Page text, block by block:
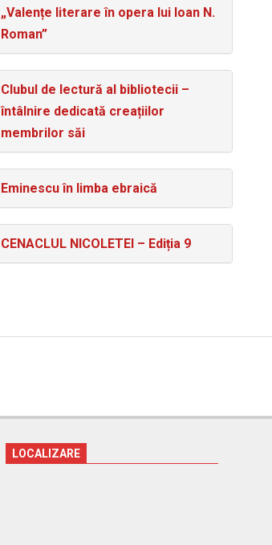
„Valențe literare în opera lui Ioan N.
Roman”
Clubul de lectură al bibliotecii –
întâlnire dedicată creațiilor
membrilor săi
Eminescu în limba ebraică
CENACLUL NICOLETEI – Ediția 9
LOCALIZARE